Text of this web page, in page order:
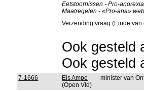
Eetstoornissen - Pro-
Maatregelen - «Pro-ana»
Verzendingvraag (Einde van
Ook gesteld
Ook gesteld
7-1666
Els Ampe
(Open Vld)
minister van